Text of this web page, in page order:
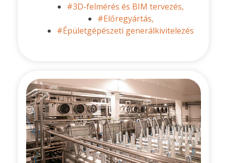
#3D-felmérés és BIM tervezés,
#Előregyártás,
#Épületgépészeti generálkivitelezés